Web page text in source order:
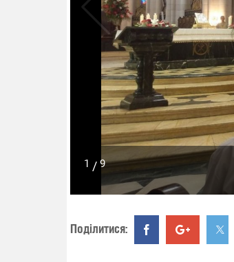
1 / 9
Поділитися: